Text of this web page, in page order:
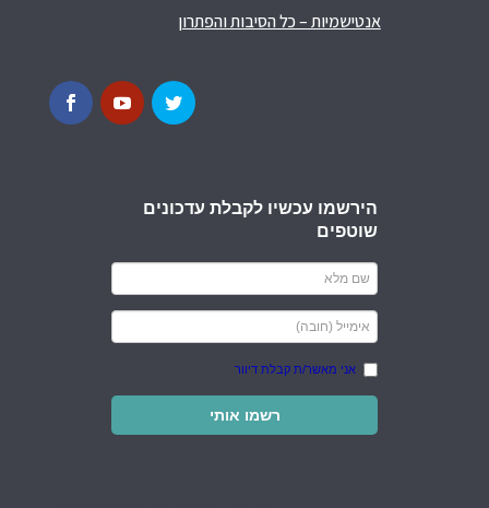
אנטישמיות – כל הסיבות והפתרון
הירשמו עכשיו לקבלת עדכונים
שוטפים
אני מאשר/ת קבלת דיוור
רשמו אותי